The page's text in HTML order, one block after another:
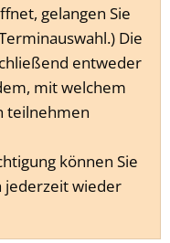
gelangen Sie
Die
entweder
mit welchem
teilnehmen
können Sie
jederzeit wieder